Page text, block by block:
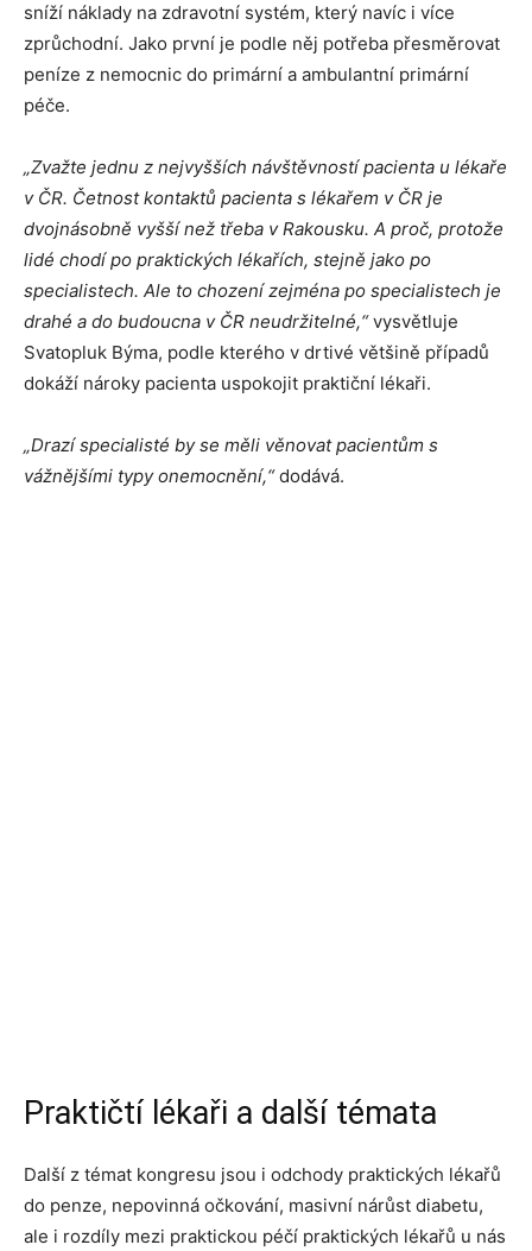
sníží náklady na zdravotní systém, který navíc i více
zprůchodní. Jako první je podle něj potřeba přesměrovat
peníze z nemocnic do primární a ambulantní primární
péče.
„Zvažte jednu z nejvyšších návštěvností pacienta u lékaře
v ČR. Četnost kontaktů pacienta s lékařem v ČR je
dvojnásobně vyšší než třeba v Rakousku. A proč, protože
lidé chodí po praktických lékařích, stejně jako po
specialistech. Ale to chození zejména po specialistech je
drahé a do budoucna v ČR neudržitelné,“vysvětluje
Svatopluk Býma, podle kterého v drtivé většině případů
dokáží nároky pacienta uspokojit praktiční lékaři.
„Drazí specialisté by se měli věnovat pacientům s
vážnějšími typy onemocnění,“dodává.
Praktičtí lékaři a další témata
Další z témat kongresu jsou i odchody praktických lékařů
do penze, nepovinná očkování, masivní nárůst diabetu,
ale i rozdíly mezi praktickou péčí praktických lékařů u nás